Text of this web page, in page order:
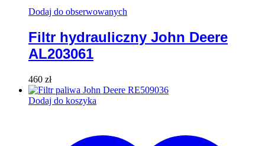
Dodaj do obserwowanych
Filtr hydrauliczny John Deere
AL203061
460 zł
Dodaj do koszyka